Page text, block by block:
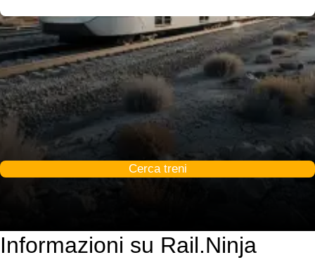
Cerca treni
Informazioni su Rail.Ninja